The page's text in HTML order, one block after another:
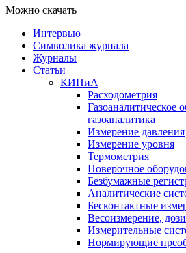
Можно скачать
Интервью
Символика журнала
Журналы
Статьи
КИПиА
Расходометрия
Газоаналитическое
газоаналитика
Измерение давления
Измерение уровня
Термометрия
Поверочное
Безбумажные
Аналитические
Бесконтактные
Весоизмерение,
Измерительные
Нормирующие